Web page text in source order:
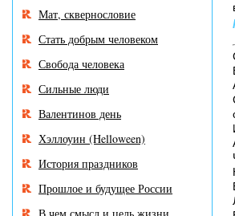
Мат, сквернословие
Стать добрым человеком
Свобода человека
Сильные люди
Валентинов день
Хэллоуин (Helloween)
История праздников
Прошлое и будущее России